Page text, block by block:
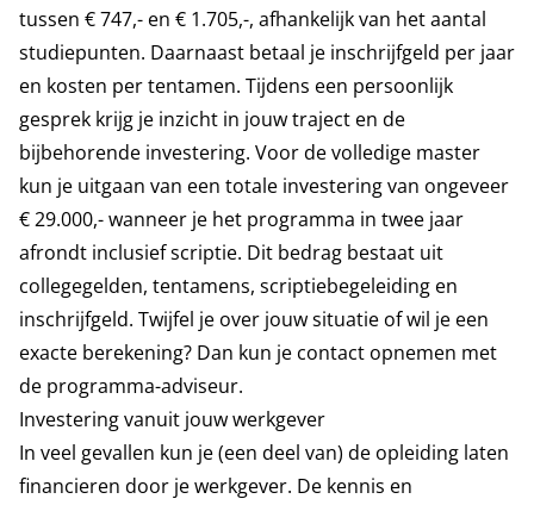
tussen € 747,- en € 1.705,-, afhankelijk van het aantal
studiepunten. Daarnaast betaal je inschrijfgeld per jaar
en kosten per tentamen. Tijdens een persoonlijk
gesprek krijg je inzicht in jouw traject en de
bijbehorende investering. Voor de volledige master
kun je uitgaan van een totale investering van ongeveer
€ 29.000,- wanneer je het programma in twee jaar
afrondt inclusief scriptie. Dit bedrag bestaat uit
collegegelden, tentamens, scriptiebegeleiding en
inschrijfgeld. Twijfel je over jouw situatie of wil je een
exacte berekening? Dan kun je contact opnemen met
de programma-adviseur.
Investering vanuit jouw werkgever
In veel gevallen kun je (een deel van) de opleiding laten
financieren door je werkgever. De kennis en